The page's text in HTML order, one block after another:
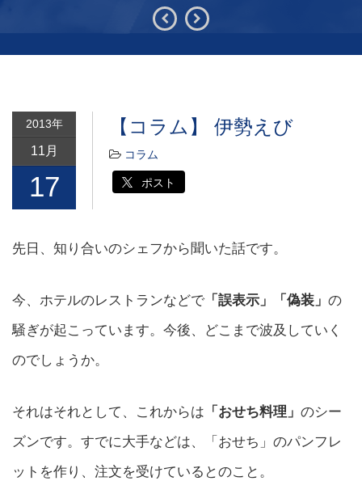
2013年
11月
17
【コラム】 伊勢えび
コラム
ポスト
先日、知り合いのシェフから聞いた話です。
今、ホテルのレストランなどで 「誤表示」「偽装」 の
騒ぎが起こっています。今後、どこまで波及していく
のでしょうか。
それはそれとして、これからは 「おせち料理」 のシー
ズンです。すでに大手などは、「おせち」のパンフレ
ットを作り、注文を受けているとのこと。